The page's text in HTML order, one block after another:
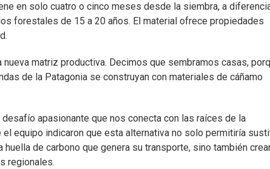
en solo cuatro o cinco meses desde la siembra, a
forestales de 15 a 20 años. El material ofrece propiedades
matriz productiva. Decimos que sembramos casas,
de la Patagonia se construyan con materiales de cáñamo
apasionante que nos conecta con las raíces de la
equipo indicaron que esta alternativa no solo permitiría
de carbono que genera su transporte, sino también
regionales.